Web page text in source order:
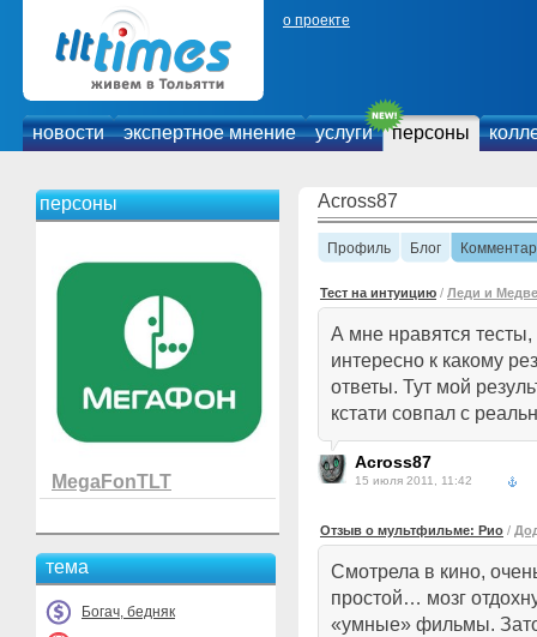
о проекте
новости экспертное мнение услуги персоны
персоны
MegaFonTLT
тема
Богач, бедняк
Across87
Профиль Блог
Тест на интуицию / Леди и
А мне нравятся тесты,
интересно к какому
ответы. Тут мой
кстати совпал с
Across87
15 июля 2011, 11:42
Отзыв о мультфильме: Рио /
Смотрела в кино,
простой… мозг
«умные» фильмы.